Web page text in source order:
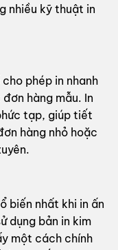
nhiều kỹ thuật in
phép in nhanh
hàng mẫu. In
tạp, giúp tiết
hàng nhỏ hoặc
biến nhất khi in ấn
dụng bản in kim
một cách chính